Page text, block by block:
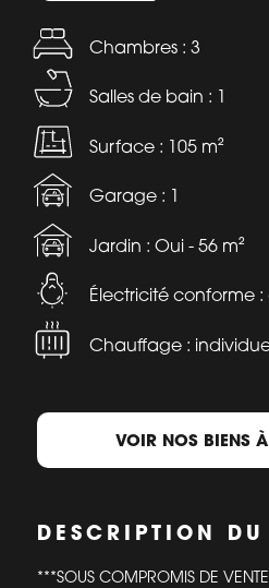
Chambres : 3
Salles de bain : 1
Surface : 105 m²
Garage : 1
Jardin : Oui - 56 m²
Électricité conforme
Chauffage :
VOIR NOS BIENS À
DESCRIPTION
***SOUS COMPROMIS DE